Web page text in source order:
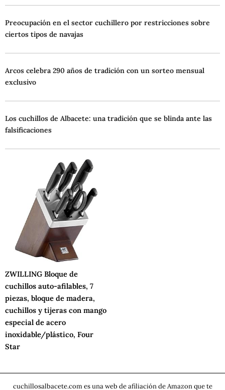
Preocupación en el sector cuchillero por restricciones sobre
ciertos tipos de navajas
Arcos celebra 290 años de tradición con un sorteo mensual
exclusivo
Los cuchillos de Albacete: una tradición que se blinda ante las
falsificaciones
ZWILLING Bloque de
cuchillos auto-afilables, 7
piezas, bloque de madera,
cuchillos y tijeras con mango
especial de acero
inoxidable/plástico, Four
Star
cuchillosalbacete.com es una web de afiliación de Amazon que te